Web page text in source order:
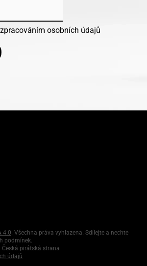
zpracováním osobních údajů
4.0. Všechna práva vyhlazena. Sdílejte a nechte
podmínek.
pirátská strana
údajů